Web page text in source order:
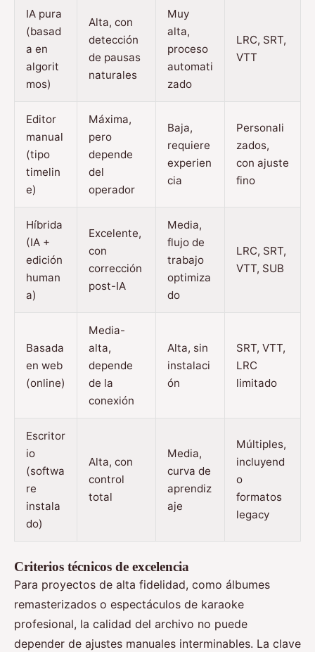
IA pura
(basad
a en
algorit
mos)
Alta, con
detección
de pausas
naturales
Muy
alta,
proceso
automati
zado
LRC, SRT,
VTT
Editor
manual
(tipo
timelin
e)
Máxima,
pero
depende
del
operador
Baja,
requiere
experien
cia
Personali
zados,
con ajuste
fino
Híbrida
(IA +
edición
human
a)
Excelente,
con
corrección
post-IA
Media,
flujo de
trabajo
optimiza
do
LRC, SRT,
VTT, SUB
Basada
en web
(online)
Media-
alta,
depende
de la
conexión
Alta, sin
instalaci
ón
SRT, VTT,
LRC
limitado
Escritor
io
(softwa
re
instala
do)
Alta, con
control
total
Media,
curva de
aprendiz
aje
Múltiples,
incluyend
o
formatos
legacy
Criterios técnicos de excelencia
Para proyectos de alta fidelidad, como álbumes
remasterizados o espectáculos de karaoke
profesional, la calidad del archivo no puede
depender de ajustes manuales interminables. La clave